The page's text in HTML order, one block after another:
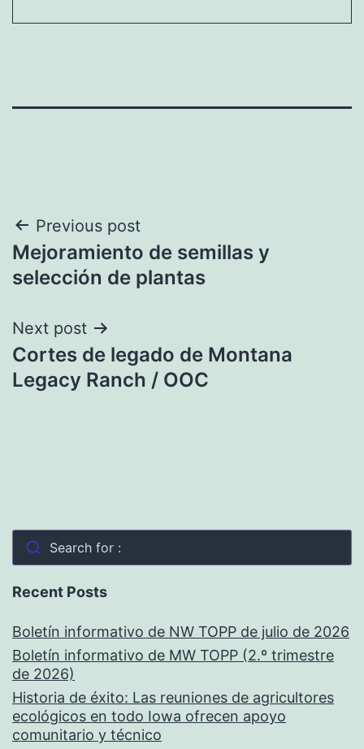
Navegación
de
Previous post
Mejoramiento de semillas y
selección de plantas
Next post
Cortes de legado de Montana
Legacy Ranch / OOC
Search for :
Recent Posts
Boletín informativo de NW TOPP de julio de 2026
Boletín informativo de MW TOPP (2.º trimestre
de 2026)
Historia de éxito: Las reuniones de agricultores
ecológicos en todo Iowa ofrecen apoyo
comunitario y técnico